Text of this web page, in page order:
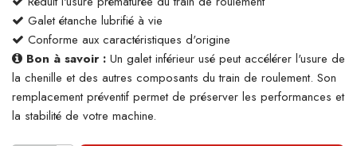
Galet étanche lubrifié à vie
Conforme aux caractéristiques d'origine
Bon à savoir : Un galet inférieur usé peut accélérer l'usure de
la chenille et des autres composants du train de roulement. Son
remplacement préventif permet de préserver les performances et
la stabilité de votre machine.